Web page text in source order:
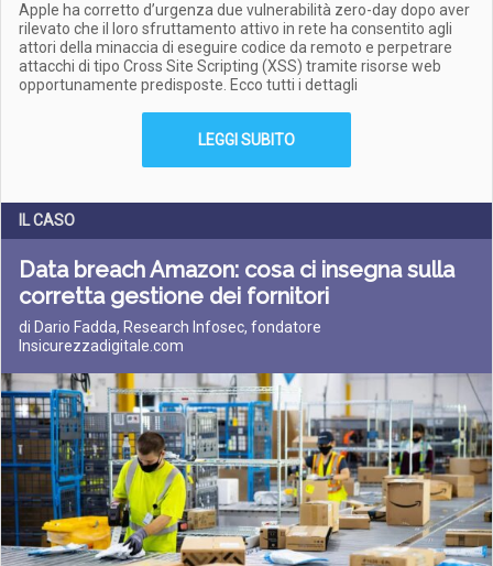
Apple ha corretto d’urgenza due vulnerabilità zero-day dopo aver
rilevato che il loro sfruttamento attivo in rete ha consentito agli
attori della minaccia di eseguire codice da remoto e perpetrare
attacchi di tipo Cross Site Scripting (XSS) tramite risorse web
opportunamente predisposte. Ecco tutti i dettagli
LEGGI SUBITO
IL CASO
Data breach Amazon: cosa ci insegna sulla
corretta gestione dei fornitori
di Dario Fadda, Research Infosec, fondatore
Insicurezzadigitale.com